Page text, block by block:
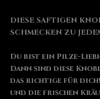
DIESE SAFTIGEN
SCHMECKEN ZU
Du bist ein Pilze-
Dann sind diese
das richtige für
und die frischen